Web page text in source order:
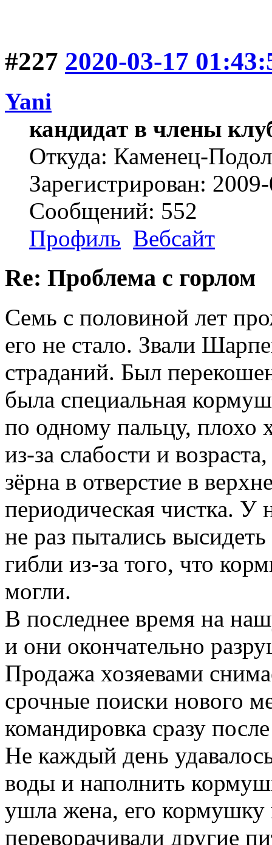
#227 2020-03-17
Yani
кандидат в члены
Откуда: Каменец-
Зарегистрирован:
Сообщений: 552
Профиль Вебсайт
Re: Проблема с горлом
Семь с половиной лет
его не стало. Звали
страданий. Был
была специальная
по одному пальцу, плохо
из-за слабости и
зёрна в отверстие в
периодическая чистка. У
не раз пытались
гибли из-за того, что
могли.
В последнее время на
и они окончательно
Продажа хозяевами
срочные поиски нового
командировка сразу
Не каждый день
воды и наполнить
ушла жена, его кормушку
переворачивали другие